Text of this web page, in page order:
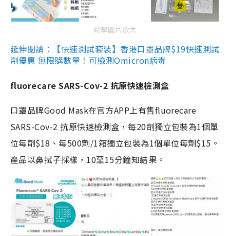
點擊圖片放大
延伸閱讀：【快速測試套裝】香港口罩品牌$19快速測試
劑優惠 無限購數量！可檢測Omicron病毒
fluorecare SARS-Cov-2 抗原快速檢測盒
口罩品牌Good Mask在官方APP上有售fluorecare
SARS-Cov-2 抗原快速檢測盒，每20劑獨立包裝為1個單
位每劑$18、每500劑/1箱獨立包裝為1個單位每劑$15。
產品以鼻拭子採樣，10至15分鐘知結果。